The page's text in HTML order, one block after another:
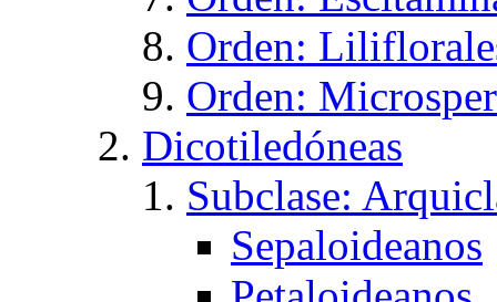
Orden:
Orden:
Dicotiledóneas
Subclase:
Sepaloideanos